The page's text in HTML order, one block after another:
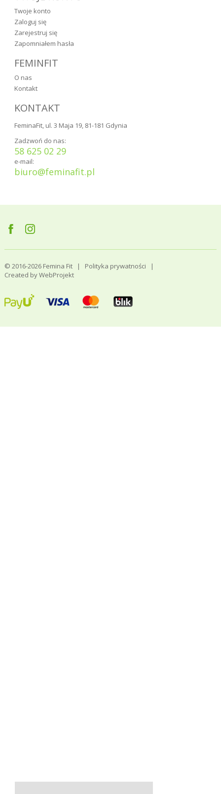
Twoje konto
Zaloguj się
Zarejestruj się
Zapomniałem hasła
FEMINFIT
O nas
Kontakt
KONTAKT
FeminaFit, ul. 3 Maja 19, 81-181 Gdynia
Zadzwoń do nas:
58 625 02 29
e-mail:
biuro@feminafit.pl
© 2016-2026 Femina Fit | Polityka prywatności |
Created byWebProjekt